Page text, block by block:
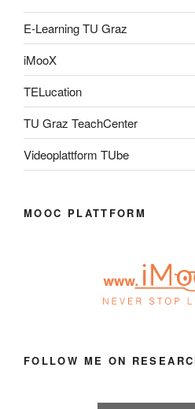
E-Learning TU Graz
iMooX
TELucation
TU Graz TeachCenter
Videoplattform TUbe
MOOC PLATTFORM
FOLLOW ME ON